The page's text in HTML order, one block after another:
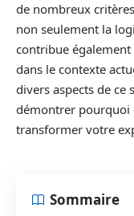
de nombreux
non seulement la
contribue également
dans le contexte
divers aspects de ce
démontrer pourquoi
transformer votre
Sommaire